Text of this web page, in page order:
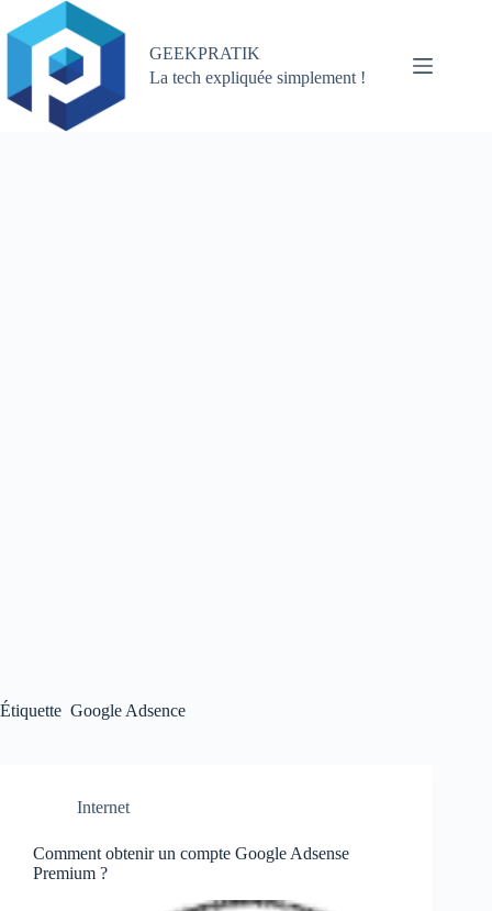
au
contenu
GEEKPRATIK
La tech expliquée simplement !
Étiquette Google Adsence
Internet
Comment obtenir un compte Google Adsense
Premium ?